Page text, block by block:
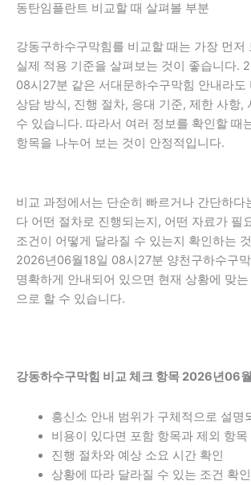
동탄임플란트 비교할 때 살펴볼 부분
강동구하수구막힘를 비교할 때는 가장 먼저
실제 적용 기준을 살펴보는 것이 좋습니다.
08시27분 같은 서대문하수구막힘 안내라도
상담 방식, 진행 절차, 응대 기준, 제한 사항,
수 있습니다. 따라서 여러 정보를 확인할 때
항목을 나누어 보는 것이 안정적입니다.
비교 과정에서는 단순히 빠르거나 간단하다
다 어떤 절차로 진행되는지, 어떤 자료가 필
조건이 어떻게 달라질 수 있는지 확인하는
2026년06월18일 08시27분 양천구하수구
명확하게 안내되어 있으면 현재 상황에 맞
으로 할 수 있습니다.
강동하수구막힘 비교 체크 항목 2026년06
흥신소 안내 범위가 구체적으로 설명
비용이 있다면 포함 항목과 제외 항목
진행 절차와 예상 소요 시간 확인
상황에 따라 달라질 수 있는 조건 확인